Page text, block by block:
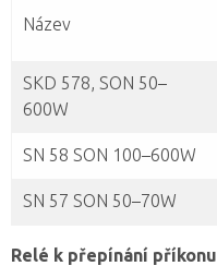
Název
SKD 578, SON 50–
600W
SN 58 SON 100–600W
SN 57 SON 50–70W
Relé k přepínání příkonu